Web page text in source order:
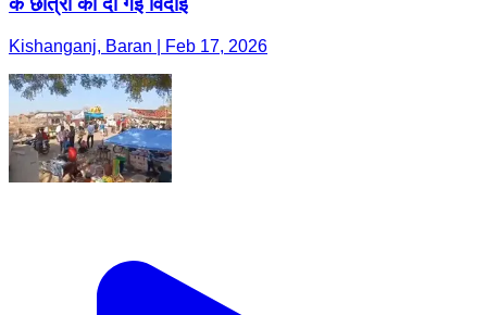
Kishanganj, Baran | Feb 17, 2026